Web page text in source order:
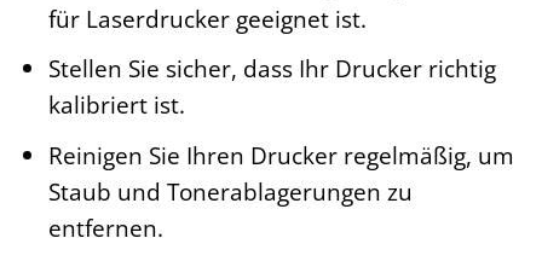
für Laserdrucker geeignet ist.
Stellen Sie sicher, dass Ihr Drucker richtig
kalibriert ist.
Reinigen Sie Ihren Drucker regelmäßig, um
Staub und Tonerablagerungen zu
entfernen.